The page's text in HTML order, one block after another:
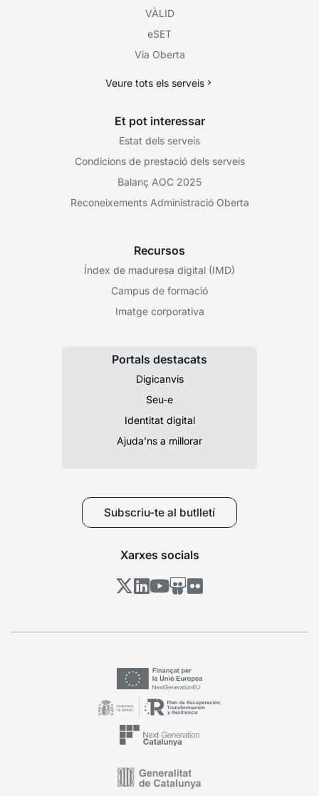
VÀLID
eSET
Via Oberta
Veure tots els serveis
Et pot interessar
Estat dels serveis
Condicions de prestació dels serveis
Balanç AOC 2025
Reconeixements Administració Oberta
Recursos
Índex de maduresa digital (IMD)
Campus de formació
Imatge corporativa
Portals destacats
Digicanvis
Seu-e
Identitat digital
Ajuda’ns a millorar
Subscriu-te al butlletí
Xarxes socials